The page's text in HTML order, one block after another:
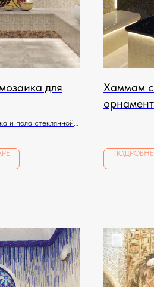
для
и пола стеклянной
Хаммам